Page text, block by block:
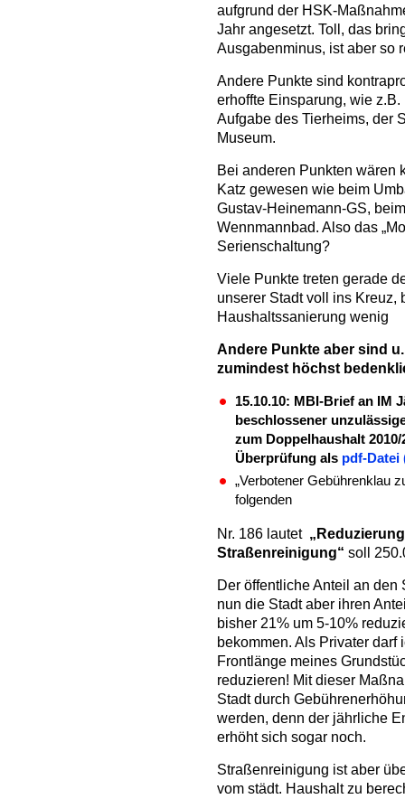
aufgrund der HSK-
Jahr angesetzt. Toll, das
Ausgabenminus, ist aber so
Andere Punkte sind
erhoffte Einsparung, wie
Aufgabe des Tierheims, der
Museum.
Bei anderen Punkten wären
Katz gewesen wie beim
Gustav-Heinemann-GS,
Wennmannbad. Also das
Serienschaltung?
Viele Punkte treten gerade
unserer Stadt voll ins Kreuz,
Haushaltssanierung wenig
Andere Punkte aber sind
zumindest höchst
15.10.10: MBI-Brief an IM
beschlossener
zum Doppelhaushalt
Überprüfung als pdf-Datei
„Verbotener Gebührenklau
folgenden
Nr. 186 lautet
Straßenreinigung“ soll
Der öffentliche Anteil an
nun die Stadt aber ihren
bisher 21% um 5-10%
bekommen. Als Privater
Frontlänge meines
reduzieren! Mit dieser
Stadt durch
werden, denn der jährliche
erhöht sich sogar noch.
Straßenreinigung ist aber
vom städt. Haushalt zu